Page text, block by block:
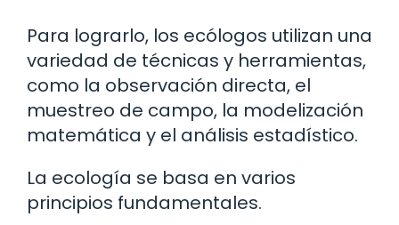
Para lograrlo, los ecólogos utilizan una
variedad de técnicas y herramientas,
como la observación directa, el
muestreo de campo, la modelización
matemática y el análisis estadístico.
La ecología se basa en varios
principios fundamentales.